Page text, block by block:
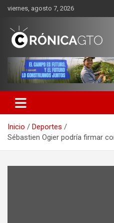
Saltar
contenido
viernes, agosto 7, 2026
CRONICA
Inicio
Deportes
Sébastien Ogier podría firmar